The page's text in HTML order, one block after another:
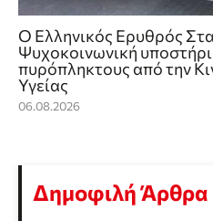
Ο Ελληνικός Ερυθρός
Ψυχοκοινωνική
πυρόπληκτους από την
Υγείας
06.08.2026
Δημοφιλή Άρθρα